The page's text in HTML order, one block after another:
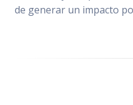
de generar un impacto